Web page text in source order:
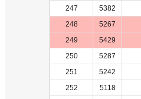
247
5382
248
5267
249
5429
250
5287
251
5242
252
5118